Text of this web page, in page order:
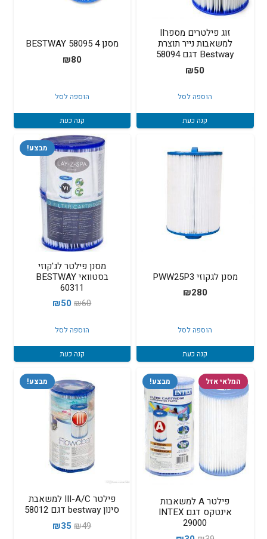
זוג פילטרים מספרII
למשאבות נייר תוצרת
Bestway דגם 58094
₪50
הוספה לסל
קנה כעת
מסנן 4 58095 BESTWAY
₪80
הוספה לסל
קנה כעת
מסנן לגקוזי PWW25P3
₪280
הוספה לסל
קנה כעת
מבצע!
מסנן פילטר לג'קוזי
בסטוואי BESTWAY
60311
₪60
המחיר
היה:
₪60.
₪50
המחיר
₪50.
הוספה לסל
קנה כעת
מבצע! המלאי אזל
פילטר A למשאבות
אינטקס דגם INTEX
29000
מבצע!
פילטר III-A/C למשאבת
סינון bestway דגם 58012
₪49
המחיר
₪35
המחיר